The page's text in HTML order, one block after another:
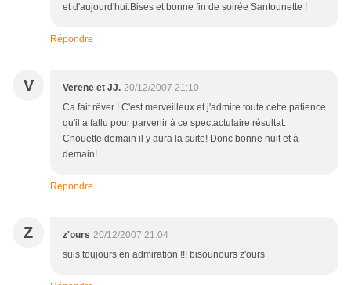
et d'aujourd'hui.Bises et bonne fin de soirée Santounette !
Répondre
V Verene et JJ. 20/12/2007 21:10
Ca fait rêver ! C'est merveilleux et j'admire toute cette patience
qu'il a fallu pour parvenir à ce spectactulaire résultat.
Chouette demain il y aura la suite! Donc bonne nuit et à
demain!
Répondre
Z z'ours 20/12/2007 21:04
suis toujours en admiration !!! bisounours z'ours